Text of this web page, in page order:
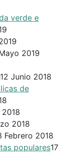
verde e
2019
12 Junio 2018
de
2018
Febrero 2018
populares17